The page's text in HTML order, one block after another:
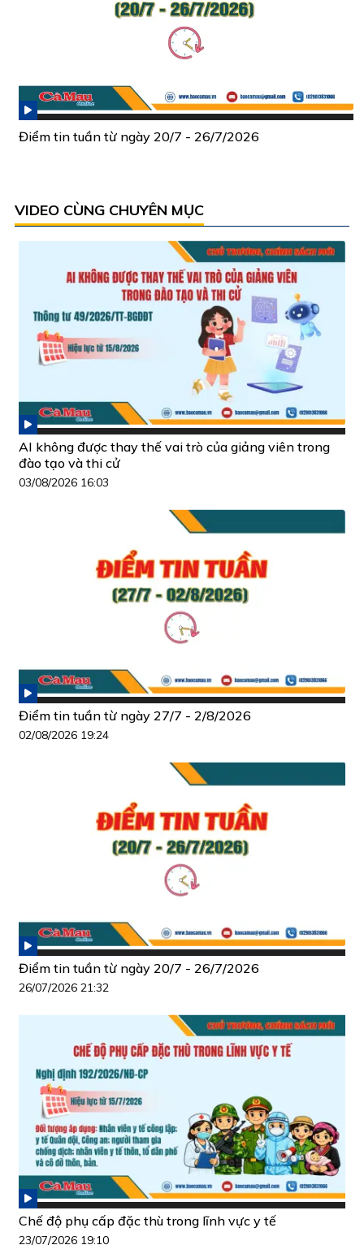
Điểm tin tuần từ ngày 20/7 - 26/7/2026
VIDEO CÙNG CHUYÊN MỤC
AI không được thay thế vai trò của giảng viên trong
đào tạo và thi cử
03/08/2026 16:03
Điểm tin tuần từ ngày 27/7 - 2/8/2026
02/08/2026 19:24
Điểm tin tuần từ ngày 20/7 - 26/7/2026
26/07/2026 21:32
Chế độ phụ cấp đặc thù trong lĩnh vực y tế
23/07/2026 19:10